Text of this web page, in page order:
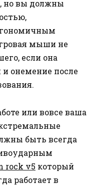
но вы должны
мыши не
если она
онемение после
или вовсе ваша
быть всегда
rock v5 который
работает в